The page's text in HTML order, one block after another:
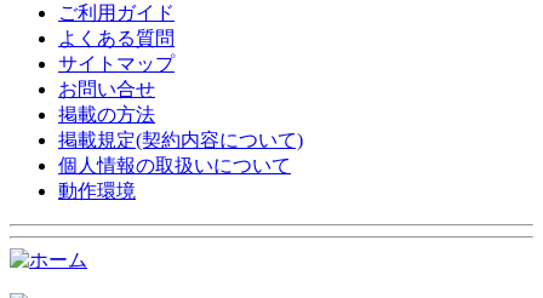
ご利用ガイド
よくある質問
サイトマップ
お問い合せ
掲載の方法
掲載規定(契約内容について)
個人情報の取扱いについて
動作環境